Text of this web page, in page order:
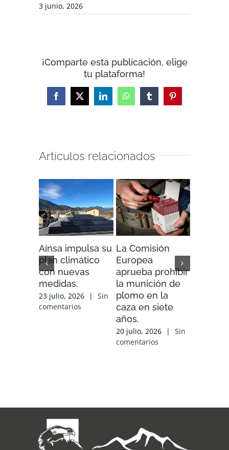
3 junio, 2026
¡Comparte esta publicación, elige
tu plataforma!
Facebook
X LinkedInWhatsAppTumblrPinterest
Artículos relacionados
Aínsa impulsa su
plan climático
con nuevas
medidas.
23 julio, 2026 |
Sin
comentarios
La Comisión
Europea
aprueba prohibir
la munición de
plomo en la
caza en siete
años.
20 julio, 2026 |
Sin
comentarios